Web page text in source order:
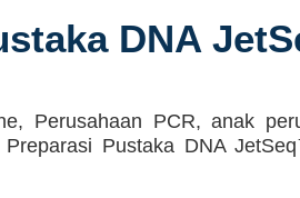
DNA
Perusahaan PCR, anak
Pustaka DNA